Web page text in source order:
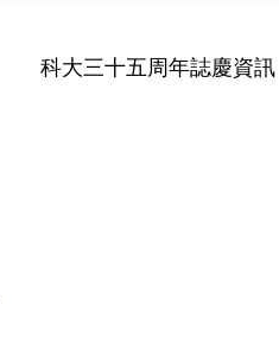
科大三十五周年誌慶資訊